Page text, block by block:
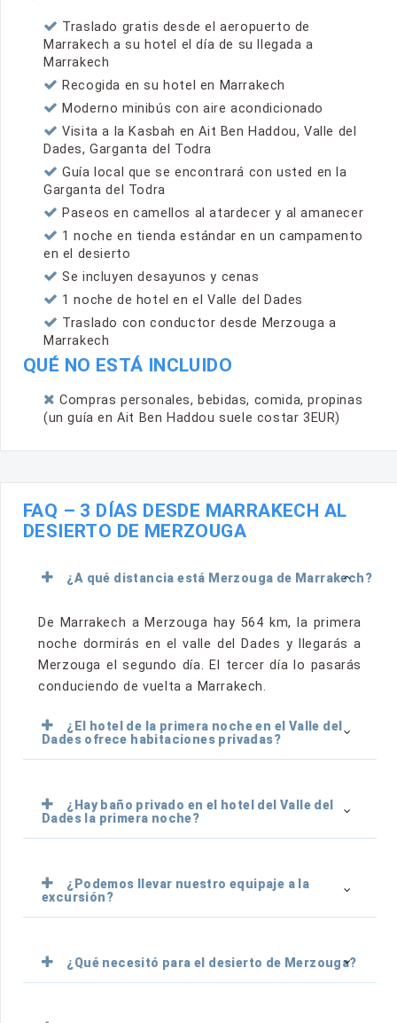
Traslado gratis desde el aeropuerto de
Marrakech a su hotel el día de su llegada a
Marrakech
Recogida en su hotel en Marrakech
Moderno minibús con aire acondicionado
Visita a la Kasbah en Ait Ben Haddou, Valle del
Dades, Garganta del Todra
Guía local que se encontrará con usted en la
Garganta del Todra
Paseos en camellos al atardecer y al amanecer
1 noche en tienda estándar en un campamento
en el desierto
Se incluyen desayunos y cenas
1 noche de hotel en el Valle del Dades
Traslado con conductor desde Merzouga a
Marrakech
QUÉ NO ESTÁ INCLUIDO
Compras personales, bebidas, comida, propinas
(un guía en Ait Ben Haddou suele costar 3EUR)
FAQ – 3 DÍAS DESDE MARRAKECH AL
DESIERTO DE MERZOUGA
¿A qué distancia está Merzouga de Marrakech?
De Marrakech a Merzouga hay 564 km, la primera
noche dormirás en el valle del Dades y llegarás a
Merzouga el segundo día. El tercer día lo pasarás
conduciendo de vuelta a Marrakech.
¿El hotel de la primera noche en el Valle del
Dades ofrece habitaciones privadas?
¿Hay baño privado en el hotel del Valle del
Dades la primera noche?
¿Podemos llevar nuestro equipaje a la
excursión?
¿Qué necesitó para el desierto de Merzouga?